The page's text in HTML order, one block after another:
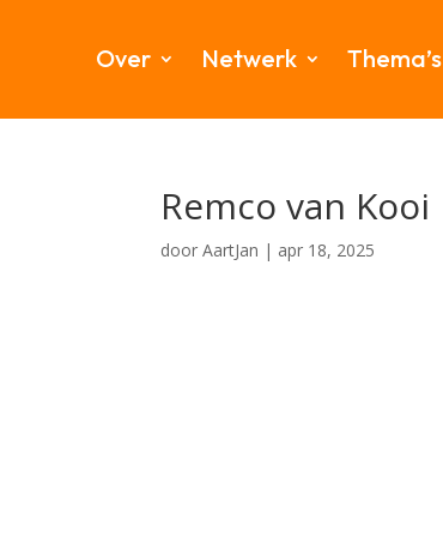
Over Netwerk Thema’s
Remco van Kooi
doorAartJan | apr 18, 2025